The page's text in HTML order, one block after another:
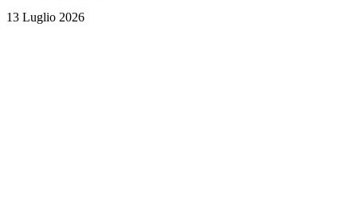
13 Luglio 2026